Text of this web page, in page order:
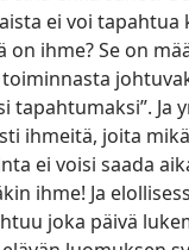
ei voi tapahtua
on ihme? Se on
tapahtumaksi”. Ja
ihmeitä, joita
ei voisi saada
ihme! Ja
joka päivä